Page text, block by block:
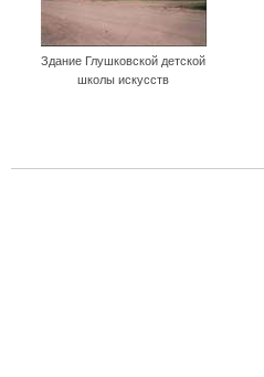
Здание Глушковской детской
школы искусств